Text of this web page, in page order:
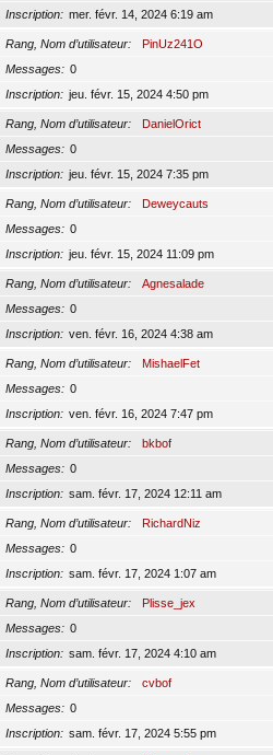
Inscription
mer. févr. 14, 2024 6:19 am
Rang, Nom d’utilisateur
PinUz241O
Messages
0
Inscription
jeu. févr. 15, 2024 4:50 pm
Rang, Nom d’utilisateur
DanielOrict
Messages
0
Inscription
jeu. févr. 15, 2024 7:35 pm
Rang, Nom d’utilisateur
Deweycauts
Messages
0
Inscription
jeu. févr. 15, 2024 11:09 pm
Rang, Nom d’utilisateur
Agnesalade
Messages
0
Inscription
ven. févr. 16, 2024 4:38 am
Rang, Nom d’utilisateur
MishaelFet
Messages
0
Inscription
ven. févr. 16, 2024 7:47 pm
Rang, Nom d’utilisateur
bkbof
Messages
0
Inscription
sam. févr. 17, 2024 12:11 am
Rang, Nom d’utilisateur
RichardNiz
Messages
0
Inscription
sam. févr. 17, 2024 1:07 am
Rang, Nom d’utilisateur
Plisse_jex
Messages
0
Inscription
sam. févr. 17, 2024 4:10 am
Rang, Nom d’utilisateur
cvbof
Messages
0
Inscription
sam. févr. 17, 2024 5:55 pm